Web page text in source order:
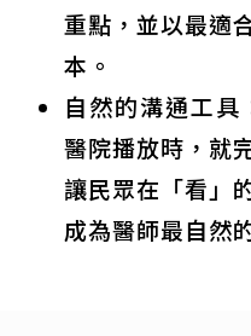
重點，並以最適
本。
自然的溝通工具
醫院播放時，就
讓民眾在「看」
成為醫師最自然